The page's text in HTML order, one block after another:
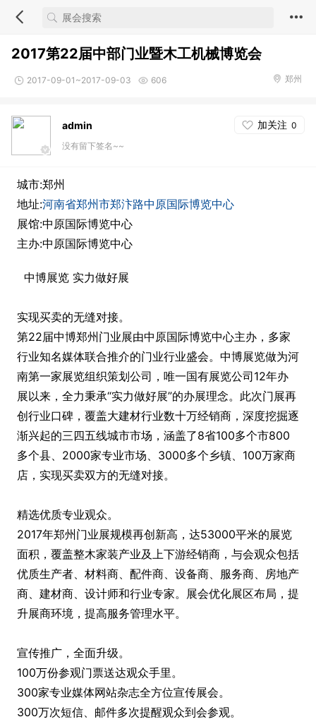
2017第22届中部门业暨木工机械博览会
2017-09-01~2017-09-03 606 郑州
admin 加关注 0
没有留下签名~~
城市:郑州
地址:河南省郑州市郑汴路中原国际博览中心
展馆:中原国际博览中心
主办:中原国际博览中心
中博展览 实力做好展
实现买卖的无缝对接。
第22届中博郑州门业展由中原国际博览中心主办，多家
行业知名媒体联合推介的门业行业盛会。中博展览做为河
南第一家展览组织策划公司，唯一国有展览公司12年办
展以来，全力秉承“实力做好展”的办展理念。此次门展再
创行业口碑，覆盖大建材行业数十万经销商，深度挖掘逐
渐兴起的三四五线城市市场，涵盖了8省100多个市800
多个县、2000家专业市场、3000多个乡镇、100万家商
店，实现买卖双方的无缝对接。
精选优质专业观众。
2017年郑州门业展规模再创新高，达53000平米的展览
面积，覆盖整木家装产业及上下游经销商，与会观众包括
优质生产者、材料商、配件商、设备商、服务商、房地产
商、建材商、设计师和行业专家。展会优化展区布局，提
升展商环境，提高服务管理水平。
宣传推广，全面升级。
100万份参观门票送达观众手里。
300家专业媒体网站杂志全方位宣传展会。
300万次短信、邮件多次提醒观众到会参观。